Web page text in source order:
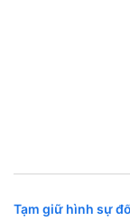
Tạm giữ hình sự